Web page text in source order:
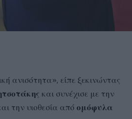
ανισότητα», είπε ξεκινώντας
και συνέχισε με την
την υιοθεσία από ομόφυλα